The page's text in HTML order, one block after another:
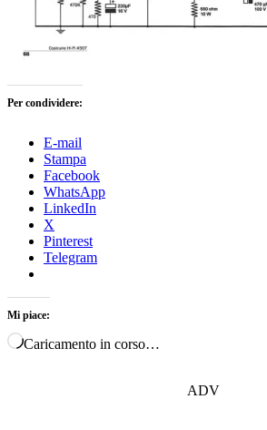
Per condividere:
E-mail
Stampa
Facebook
WhatsApp
LinkedIn
X
Pinterest
Telegram
Mi piace:
Caricamento in corso…
ADV